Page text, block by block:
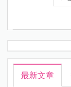
最新文章